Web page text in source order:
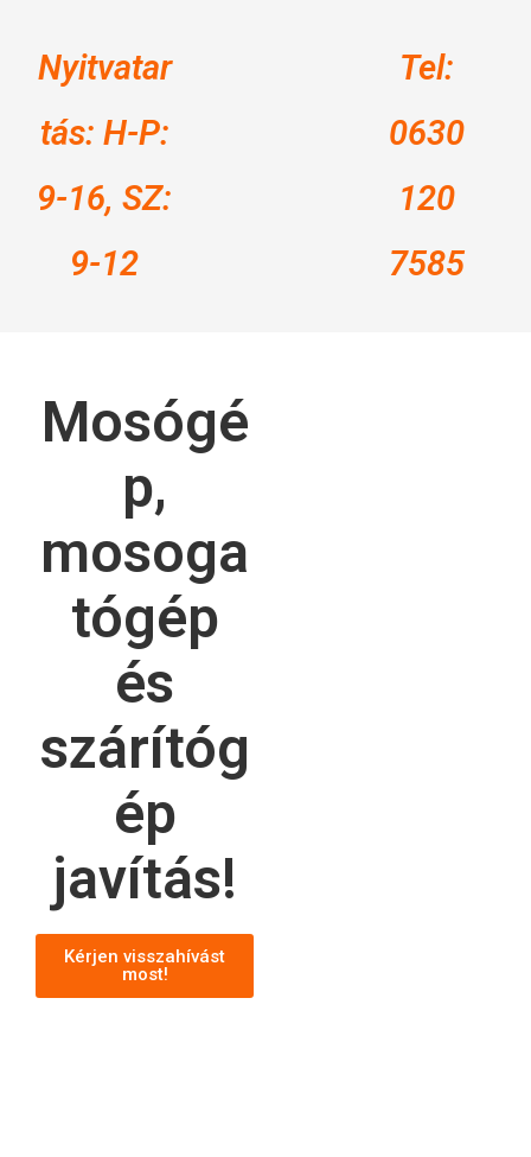
Nyitvatar
tás: H-P:
9-16, SZ:
9-12
Tel:
0630
120
7585
Mosógé
p,
mosoga
tógép
és
szárítóg
ép
javítás!
Kérjen visszahívást
most!